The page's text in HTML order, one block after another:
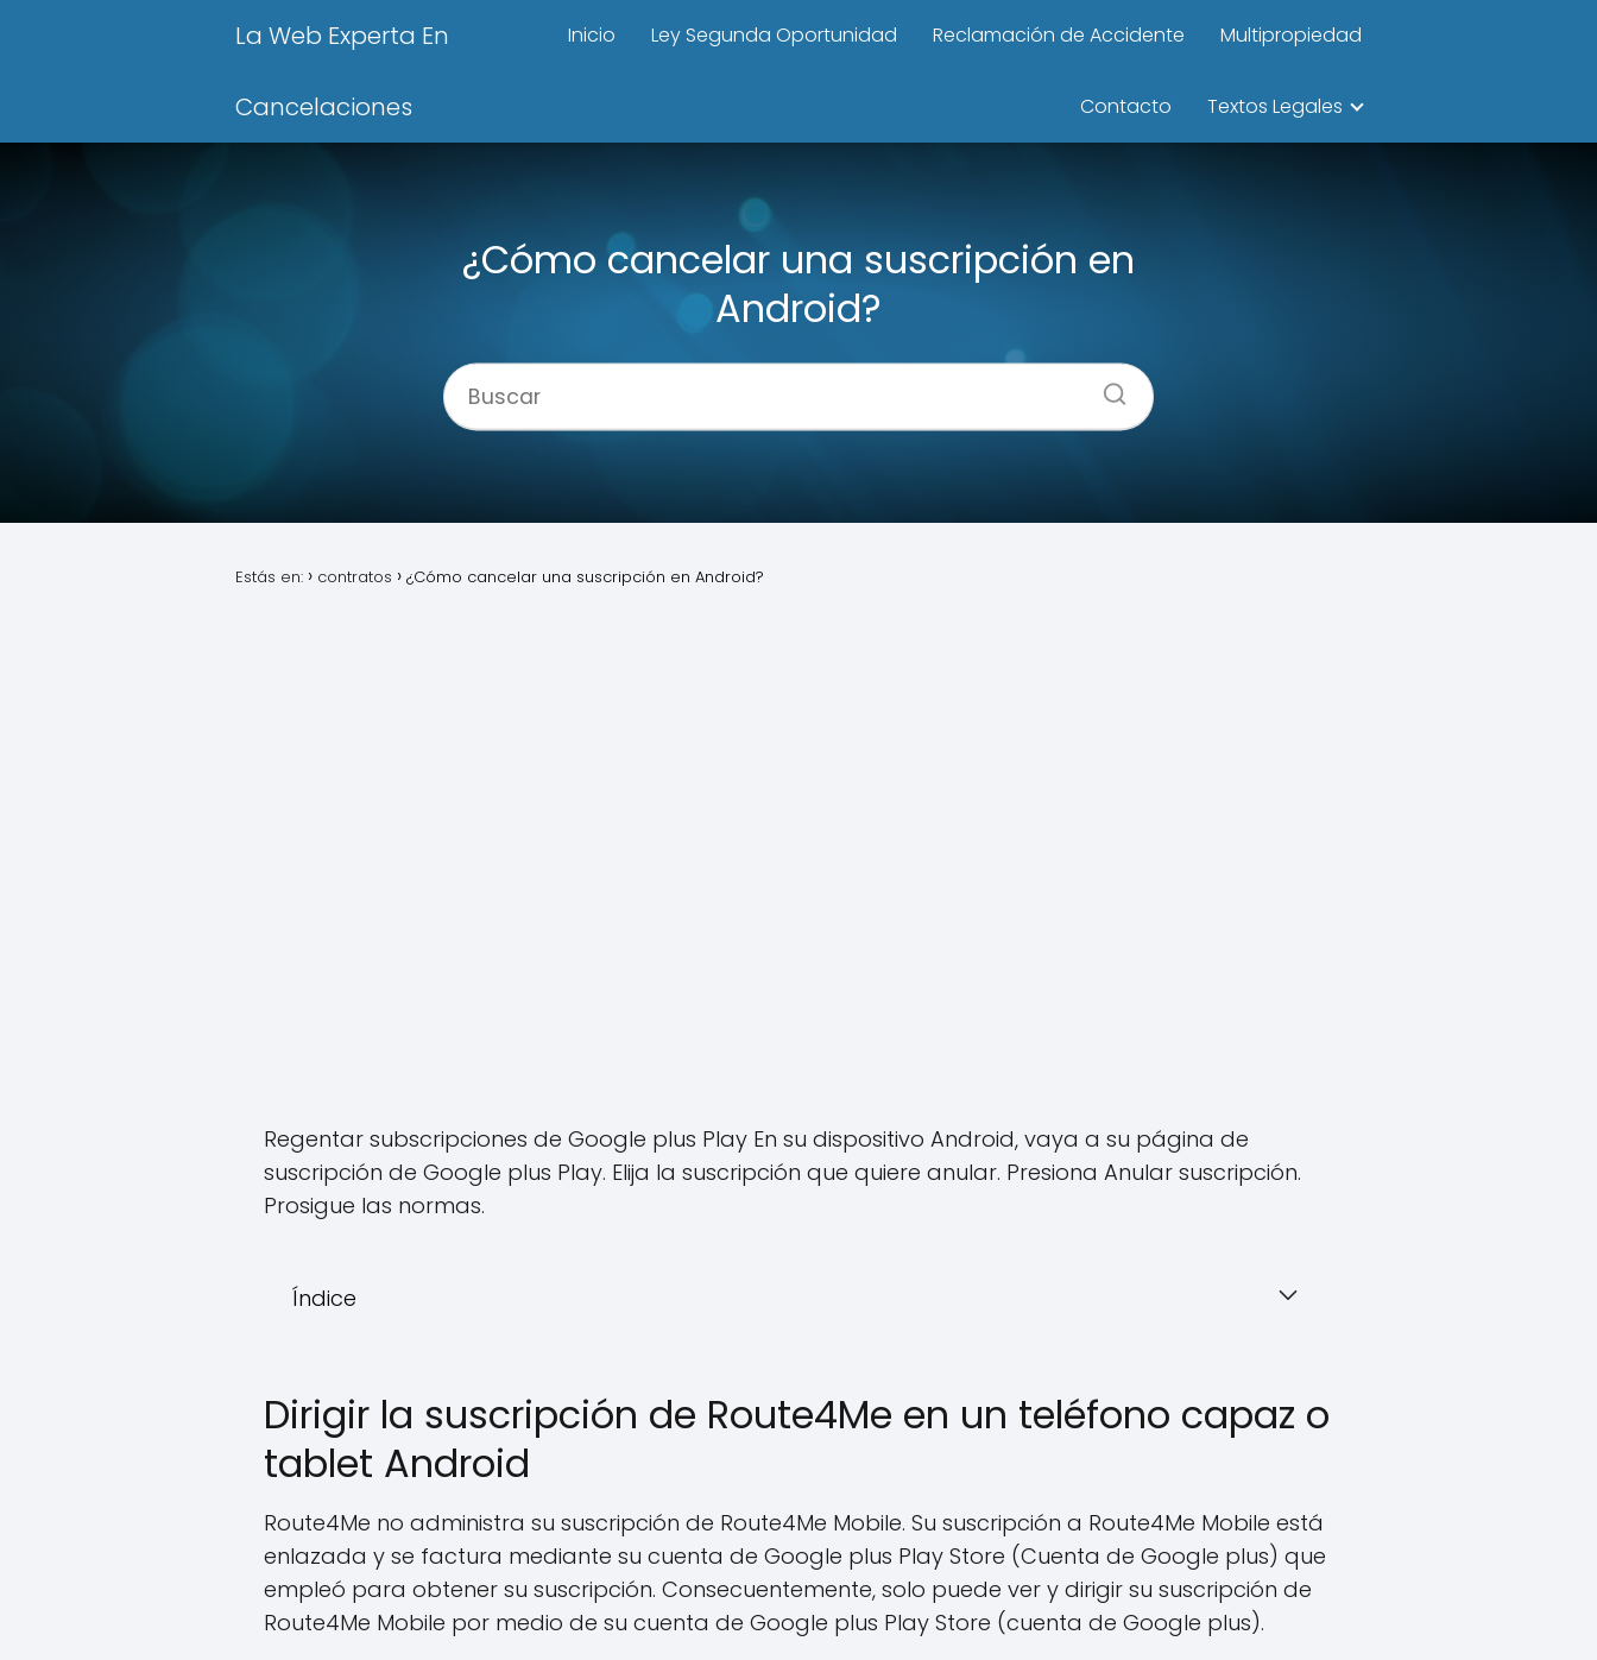
La Web Experta En
Cancelaciones
Inicio Ley Segunda Oportunidad Reclamación de Accidente Multipropiedad
Contacto Textos Legales
¿Cómo cancelar una suscripción en
Android?
Estás en: contratos ¿Cómo cancelar una suscripción en Android?
Regentar subscripciones de Google plus Play En su dispositivo Android, vaya a su página de
suscripción de Google plus Play. Elija la suscripción que quiere anular. Presiona Anular suscripción.
Prosigue las normas.
Índice
Dirigir la suscripción de Route4Me en un teléfono capaz o
tablet Android
Route4Me no administra su suscripción de Route4Me Mobile. Su suscripción a Route4Me Mobile está
enlazada y se factura mediante su cuenta de Google plus Play Store (Cuenta de Google plus) que
empleó para obtener su suscripción. Consecuentemente, solo puede ver y dirigir su suscripción de
Route4Me Mobile por medio de su cuenta de Google plus Play Store (cuenta de Google plus).